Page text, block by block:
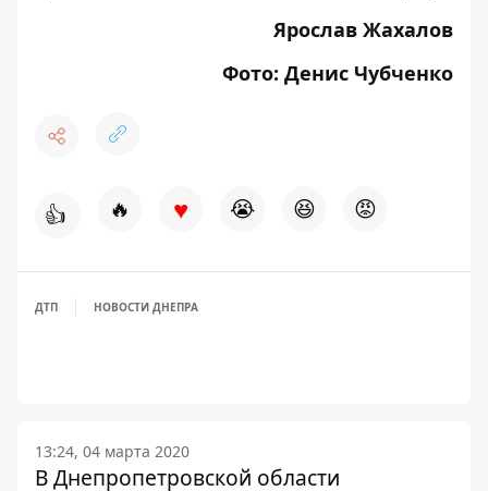
Ярослав Жахалов
Фото: Денис Чубченко
👍 🔥 ♥ 😭 😆 😡
ДТП НОВОСТИ ДНЕПРА
13:24, 04 марта 2020
В Днепропетровской области